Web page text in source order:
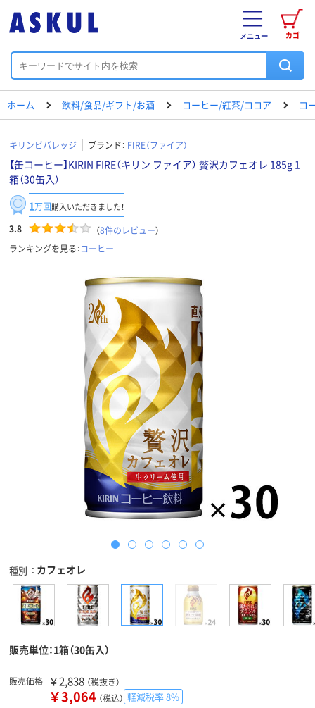
カゴ
メニュー
ホーム 飲料/食品/ギフト/お酒 コーヒー/紅茶/ココア コ
キリンビバレッジ ブランド： FIRE（ファイア）
【缶コーヒー】KIRIN FIRE（キリン ファイア） 贅沢カフェオレ 185g 1
箱（30缶入）
1万回購入いただきました！
3.8 （8件のレビュー）
ランキングを見る：コーヒー
種別 カフェオレ
販売単位：1箱（30缶入）
販売価格 ￥2,838 （税抜き）
￥3,064 （税込） 軽減税率 8%